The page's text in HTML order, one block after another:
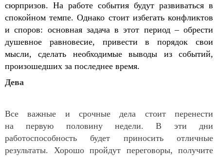
сюрпризов. На работе события будут развиваться в
спокойном темпе. Однако стоит избегать конфликтов
и споров: основная задача в этот период – обрести
душевное равновесие, привести в порядок свои
мысли, сделать необходимые выводы из событий,
произошедших за последнее время.
Дева
Все важные и срочные дела стоит перенести
на первую половину недели. В эти дни
работоспособность будет приносить отличные
результаты. Хорошо пройдут переговоры, получите